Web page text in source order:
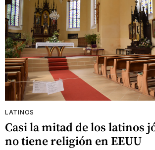
LATINOS
Casi la mitad de los latinos
no tiene religión en EEUU